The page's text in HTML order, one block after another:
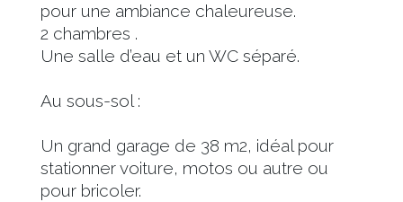
pour une ambiance chaleureuse.
2 chambres .
Une salle d’eau et un WC séparé.
Au sous-sol :
Un grand garage de 38 m2, idéal pour
stationner voiture, motos ou autre ou
pour bricoler.